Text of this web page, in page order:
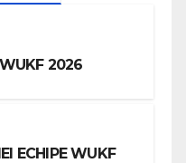
WUKF 2026
ECHIPE WUKF